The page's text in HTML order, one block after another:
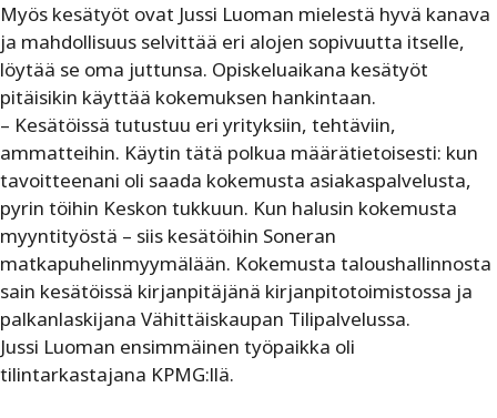
Myös kesätyöt ovat Jussi Luoman mielestä hyvä kanava
ja mahdollisuus selvittää eri alojen sopivuutta itselle,
löytää se oma juttunsa. Opiskeluaikana kesätyöt
pitäisikin käyttää kokemuksen hankintaan.
– Kesätöissä tutustuu eri yrityksiin, tehtäviin,
ammatteihin. Käytin tätä polkua määrätietoisesti: kun
tavoitteenani oli saada kokemusta asiakaspalvelusta,
pyrin töihin Keskon tukkuun. Kun halusin kokemusta
myyntityöstä – siis kesätöihin Soneran
matkapuhelinmyymälään. Kokemusta taloushallinnosta
sain kesätöissä kirjanpitäjänä kirjanpitotoimistossa ja
palkanlaskijana Vähittäiskaupan Tilipalvelussa.
Jussi Luoman ensimmäinen työpaikka oli
tilintarkastajana KPMG:llä.